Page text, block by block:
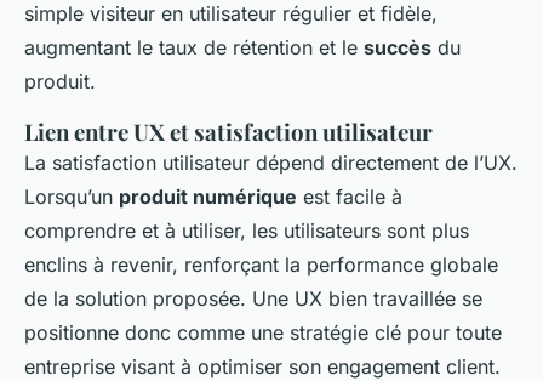
simple visiteur en utilisateur régulier et fidèle,
augmentant le taux de rétention et le succès du
produit.
Lien entre UX et satisfaction utilisateur
La satisfaction utilisateur dépend directement de l’UX.
Lorsqu’un produit numérique est facile à
comprendre et à utiliser, les utilisateurs sont plus
enclins à revenir, renforçant la performance globale
de la solution proposée. Une UX bien travaillée se
positionne donc comme une stratégie clé pour toute
entreprise visant à optimiser son engagement client.